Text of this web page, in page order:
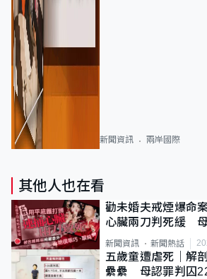
新聞資訊 兩岸國際
其他人也在看
勸未婚夫戒煙爆命
心臟兩刀判死緩
新聞資訊 新聞熱話
五歲童遭虐死｜解
纍纍 母認罪判囚